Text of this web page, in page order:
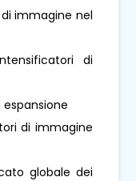
immagine nel
di
espansione
di immagine
globale dei